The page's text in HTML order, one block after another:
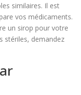
similaires. Il est
vos médicaments.
un sirop pour votre
stériles, demandez